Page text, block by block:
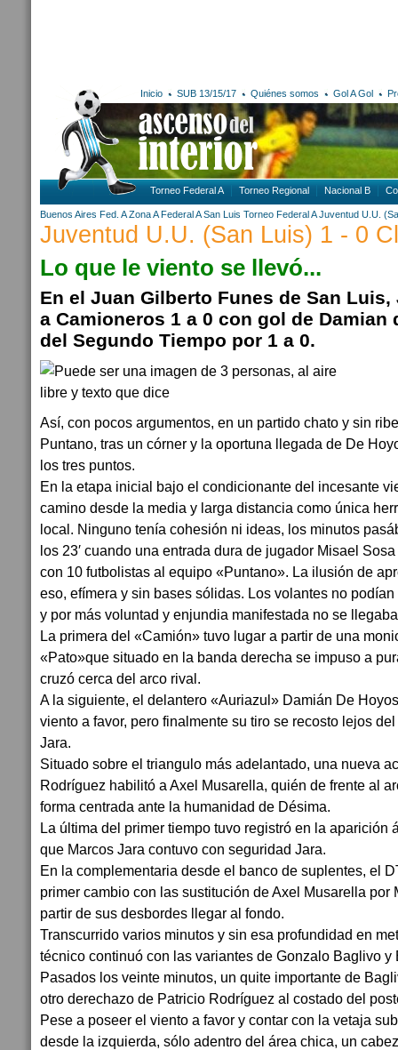
Inicio SUB 13/15/17 Quiénes somos Gol A Gol
Torneo Federal A Torneo Regional Nacional B
Buenos Aires Fed. A Zona A Federal A San Luis Torneo Federal A Juventud U.U.
Juventud U.U. (San Luis) 1 - 0
Lo que le viento se llevó...
En el Juan Gilberto Funes de San
a Camioneros 1 a 0 con gol de Damian
del Segundo Tiempo por 1 a 0.
Así, con pocos argumentos, en un partido chato y sin
Puntano, tras un córner y la oportuna llegada de De
los tres puntos.
En la etapa inicial bajo el condicionante del incesante
camino desde la media y larga distancia como única
local. Ninguno tenía cohesión ni ideas, los minutos
los 23′ cuando una entrada dura de jugador Misael
con 10 futbolistas al equipo «Puntano». La ilusión de
eso, efímera y sin bases sólidas. Los volantes no
y por más voluntad y enjundia manifestada no se
La primera del «Camión» tuvo lugar a partir de una
«Pato»que situado en la banda derecha se impuso a
cruzó cerca del arco rival.
A la siguiente, el delantero «Auriazul» Damián De
viento a favor, pero finalmente su tiro se recosto lejos
Jara.
Situado sobre el triangulo más adelantado, una nueva
Rodríguez habilitó a Axel Musarella, quién de frente al
forma centrada ante la humanidad de Désima.
La última del primer tiempo tuvo registró en la aparición
que Marcos Jara contuvo con seguridad Jara.
En la complementaria desde el banco de suplentes, el
primer cambio con las sustitución de Axel Musarella por
partir de sus desbordes llegar al fondo.
Transcurrido varios minutos y sin esa profundidad en
técnico continuó con las variantes de Gonzalo Baglivo y
Pasados los veinte minutos, un quite importante de
otro derechazo de Patricio Rodríguez al costado del
Pese a poseer el viento a favor y contar con la vetaja
desde la izquierda, sólo adentro del área chica, un